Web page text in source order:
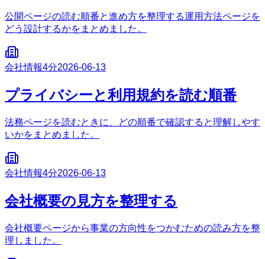
公開ページの読む順番と進め方を整理する運用方法ページを
どう設計するかをまとめました。
会社情報4分2026-06-13
プライバシーと利用規約を読む順番
法務ページを読むときに、どの順番で確認すると理解しやす
いかをまとめました。
会社情報4分2026-06-13
会社概要の見方を整理する
会社概要ページから事業の方向性をつかむための読み方を整
理しました。